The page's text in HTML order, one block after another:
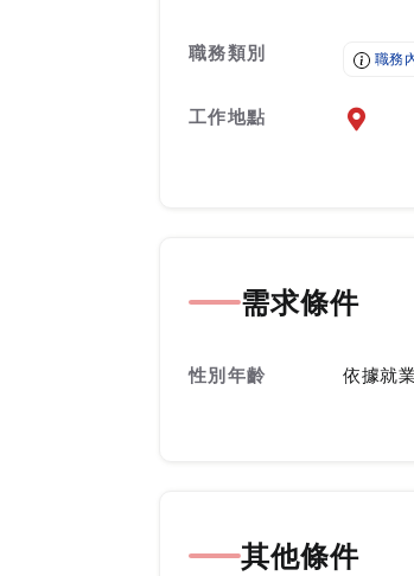
職務類別 職務
工作地點 前往查看
需求條件
性別年齡 依據就
其他條件